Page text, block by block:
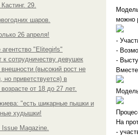
29.
шаров.
26 апреля!
"Elitegirls"
к сотрудничеству девушек
(высокий рост не
но приветствуется) в
от 18 до 27 лет.
"есть шикарные пышки и
худышки!
Magazine.
можно
-
-
-
На
-